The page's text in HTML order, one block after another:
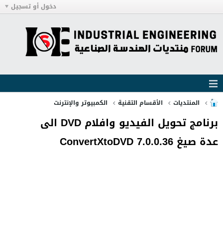
دخول أو تسجيل
المنتديات الأقسام التقنية الكمبيوتر والإنترنت
برنامج تحويل الفيديو وافلام DVD الى
عدة صيغ ConvertXtoDVD 7.0.0.36